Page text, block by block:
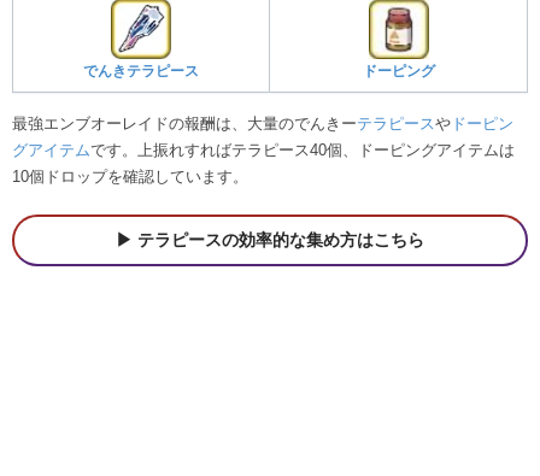
でんきテラピース ドーピング
最強エンブオーレイドの報酬は、大量のでんきーテラピースや ドーピン
グアイテムです。上振れすればテラピース40個、ドーピングアイテムは
10個ドロップを確認しています。
テラピースの効率的な集め方はこちら